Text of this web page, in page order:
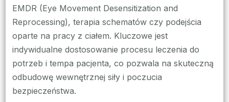
EMDR (Eye Movement Desensitization and
Reprocessing), terapia schematów czy podejścia
oparte na pracy z ciałem. Kluczowe jest
indywidualne dostosowanie procesu leczenia do
potrzeb i tempa pacjenta, co pozwala na skuteczną
odbudowę wewnętrznej siły i poczucia
bezpieczeństwa.